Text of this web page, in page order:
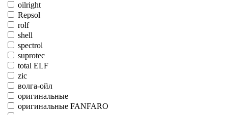
oilright
Repsol
rolf
shell
spectrol
suprotec
total ELF
zic
волга-ойл
оригинальные
оригинальные FANFARO